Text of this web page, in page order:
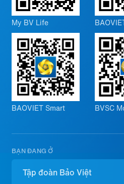
My BV Life
BAOVIET Smart BVSC
BẠN ĐANG Ở
Tập đoàn Bảo Việt